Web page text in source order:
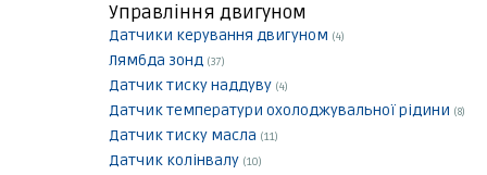
Управління двигуном
Датчики керування двигуном (4)
Лямбда зонд (37)
Датчик тиску наддуву (4)
Датчик температури охолоджувальної рідини (8)
Датчик тиску масла (11)
Датчик колінвалу (10)